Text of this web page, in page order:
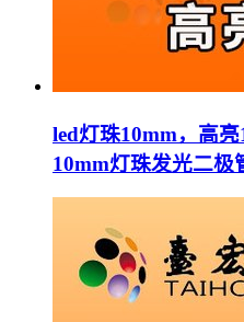
led灯珠10mm，高亮
10mm灯珠发光二极